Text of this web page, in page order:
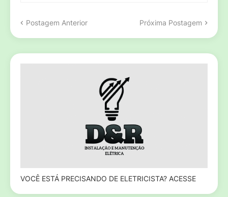
Postagem Anterior Próxima Postagem
VOCÊ ESTÁ PRECISANDO DE ELETRICISTA? ACESSE